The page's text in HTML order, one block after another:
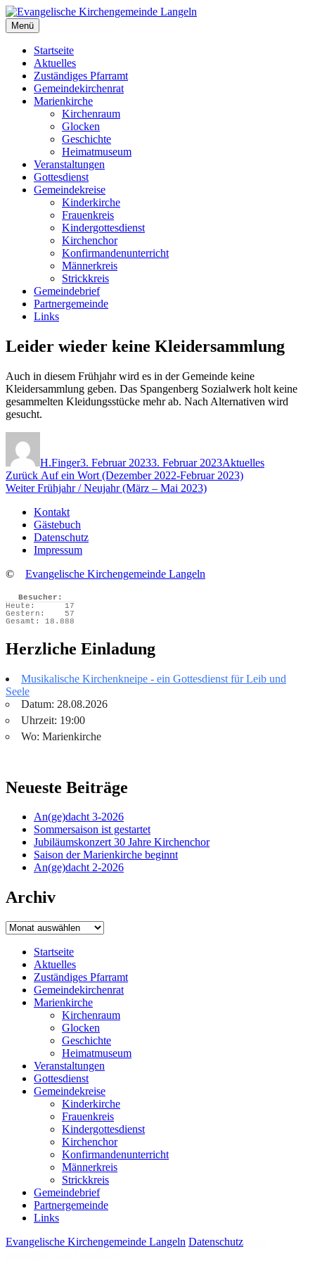
Zum
Inhalt
springen
Evangelische Kirchengemeinde Langeln
Evangelische Kirchengemeinde Langeln
Menü
Startseite
Aktuelles
Zuständiges Pfarramt
Gemeindekirchenrat
Marienkirche
Kirchenraum
Glocken
Geschichte
Heimatmuseum
Veranstaltungen
Gottesdienst
Gemeindekreise
Kinderkirche
Frauenkreis
Kindergottesdienst
Kirchenchor
Konfirmandenunterricht
Männerkreis
Strickkreis
Gemeindebrief
Partnergemeinde
Links
Leider wieder keine Kleidersammlung
Auch in diesem Frühjahr wird es in der Gemeinde keine
Kleidersammlung geben. Das Spangenberg Sozialwerk holt keine
gesammelten Kleidungsstücke mehr ab. Nach Alternativen wird
gesucht.
H.Finger3. Februar 20233. Februar 2023Aktuelles
Beitragsnavigation
Zurück Vorheriger
Beitrag:
Auf ein Wort (Dezember 2022-Februar 2023)
Weiter Nächster
Frühjahr / Neujahr (März – Mai 2023)
Kontakt
Gästebuch
Datenschutz
Impressum
© Evangelische Kirchengemeinde Langeln
Besucher:
Heute:
17
Gestern:
57
Gesamt:
18.888
Herzliche Einladung
Musikalische Kirchenkneipe - ein Gottesdienst für Leib und
Seele
Datum: 28.08.2026
Uhrzeit: 19:00
Wo: Marienkirche
Neueste Beiträge
An(ge)dacht 3-2026
Sommersaison ist gestartet
Jubiläumskonzert 30 Jahre Kirchenchor
Saison der Marienkirche beginnt
An(ge)dacht 2-2026
Archiv
Archiv
Startseite
Aktuelles
Zuständiges Pfarramt
Gemeindekirchenrat
Marienkirche
Kirchenraum
Glocken
Geschichte
Heimatmuseum
Veranstaltungen
Gottesdienst
Gemeindekreise
Kinderkirche
Frauenkreis
Kindergottesdienst
Kirchenchor
Konfirmandenunterricht
Männerkreis
Strickkreis
Gemeindebrief
Partnergemeinde
Links
Evangelische Kirchengemeinde Langeln Datenschutz